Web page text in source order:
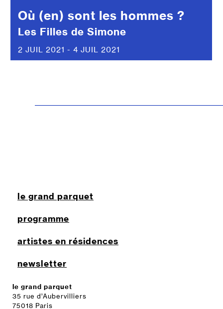
Où (en) sont les hommes ?
Les Filles de Simone
2 JUIL 2021 - 4 JUIL 2021
le grand parquet
35 rue d’Aubervilliers
75018 Paris
le grand parquet
programme
artistes en résidences
newsletter